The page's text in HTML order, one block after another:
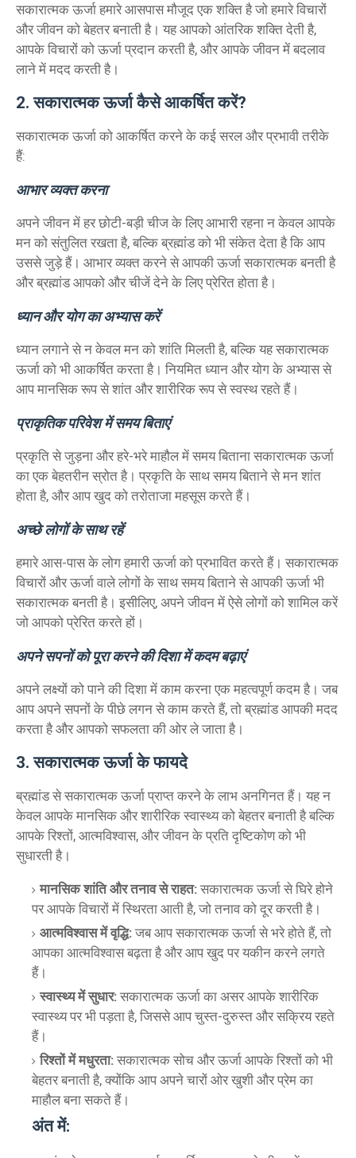
सकारात्मक ऊर्जा हमारे आसपास मौजूद एक शक्ति है जो हमारे विचारों
और जीवन को बेहतर बनाती है। यह आपको आंतरिक शक्ति देती है,
आपके विचारों को ऊर्जा प्रदान करती है, और आपके जीवन में बदलाव
लाने में मदद करती है।
2. सकारात्मक ऊर्जा कैसे आकर्षित करें?
सकारात्मक ऊर्जा को आकर्षित करने के कई सरल और प्रभावी तरीके
हैं:
आभार व्यक्त करना
अपने जीवन में हर छोटी-बड़ी चीज के लिए आभारी रहना न केवल आपके
मन को संतुलित रखता है, बल्कि ब्रह्मांड को भी संकेत देता है कि आप
उससे जुड़े हैं। आभार व्यक्त करने से आपकी ऊर्जा सकारात्मक बनती है
और ब्रह्मांड आपको और चीजें देने के लिए प्रेरित होता है।
ध्यान और योग का अभ्यास करें
ध्यान लगाने से न केवल मन को शांति मिलती है, बल्कि यह सकारात्मक
ऊर्जा को भी आकर्षित करता है। नियमित ध्यान और योग के अभ्यास से
आप मानसिक रूप से शांत और शारीरिक रूप से स्वस्थ रहते हैं।
प्राकृतिक परिवेश में समय बिताएं
प्रकृति से जुड़ना और हरे-भरे माहौल में समय बिताना सकारात्मक ऊर्जा
का एक बेहतरीन स्रोत है। प्रकृति के साथ समय बिताने से मन शांत
होता है, और आप खुद को तरोताजा महसूस करते हैं।
अच्छे लोगों के साथ रहें
हमारे आस-पास के लोग हमारी ऊर्जा को प्रभावित करते हैं। सकारात्मक
विचारों और ऊर्जा वाले लोगों के साथ समय बिताने से आपकी ऊर्जा भी
सकारात्मक बनती है। इसीलिए, अपने जीवन में ऐसे लोगों को शामिल करें
जो आपको प्रेरित करते हों।
अपने सपनों को पूरा करने की दिशा में कदम बढ़ाएं
अपने लक्ष्यों को पाने की दिशा में काम करना एक महत्वपूर्ण कदम है। जब
आप अपने सपनों के पीछे लगन से काम करते हैं, तो ब्रह्मांड आपकी मदद
करता है और आपको सफलता की ओर ले जाता है।
3. सकारात्मक ऊर्जा के फायदे
ब्रह्मांड से सकारात्मक ऊर्जा प्राप्त करने के लाभ अनगिनत हैं। यह न
केवल आपके मानसिक और शारीरिक स्वास्थ्य को बेहतर बनाती है बल्कि
आपके रिश्तों, आत्मविश्वास, और जीवन के प्रति दृष्टिकोण को भी
सुधारती है।
मानसिक शांति और तनाव से राहत: सकारात्मक ऊर्जा से घिरे होने
पर आपके विचारों में स्थिरता आती है, जो तनाव को दूर करती है।
आत्मविश्वास में वृद्धि: जब आप सकारात्मक ऊर्जा से भरे होते हैं, तो
आपका आत्मविश्वास बढ़ता है और आप खुद पर यकीन करने लगते
हैं।
स्वास्थ्य में सुधार: सकारात्मक ऊर्जा का असर आपके शारीरिक
स्वास्थ्य पर भी पड़ता है, जिससे आप चुस्त-दुरुस्त और सक्रिय रहते
हैं।
रिश्तों में मधुरता: सकारात्मक सोच और ऊर्जा आपके रिश्तों को भी
बेहतर बनाती है, क्योंकि आप अपने चारों ओर खुशी और प्रेम का
माहौल बना सकते हैं।
अंत में: